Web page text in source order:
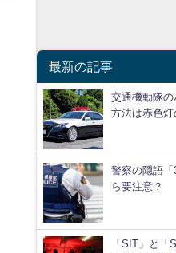
最新の記事
交通機動隊
方法は赤色
警察の隠語「
ら要注意？
「SIT」と「